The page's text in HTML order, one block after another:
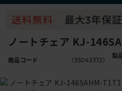
ノートチェア KJ-
商品コード （35043372）
製